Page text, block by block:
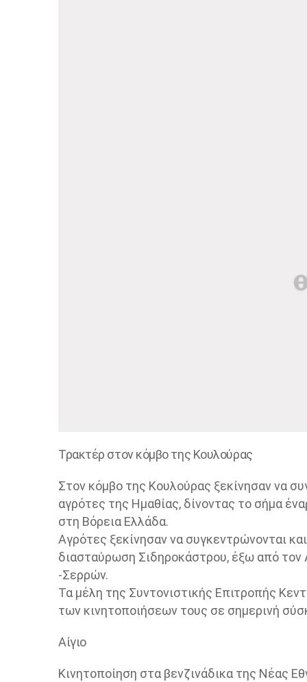
Τρακτέρ στον κόμβο της Κουλούρας
Στον κόμβο της Κουλούρας ξεκίνησαν να
αγρότες της Ημαθίας, δίνοντας το σήμα
στη Βόρεια Ελλάδα.
Αγρότες ξεκίνησαν να συγκεντρώνονται
διασταύρωση Σιδηροκάστρου, έξω από τον
-Σερρών.
Τα μέλη της Συντονιστικής Επιτροπής
των κινητοποιήσεων τους σε σημερινή
Αίγιο
Κινητοποίηση στα βενζινάδικα της Νέας